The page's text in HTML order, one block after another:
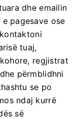
dhe emailin
pagesave ose
tuaj,
regjistrat
përmblidhni
se po
ndaj kurrë
së